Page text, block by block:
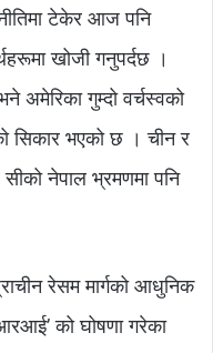
टेकेर आज पनि
खोजी गनुपर्दछ ।
अमेरिका गुम्दो वर्चस्वको
सिकार भएको छ । चीन र
नेपाल भ्रमणमा पनि
रेसम मार्गको आधुनिक
को घोषणा गरेका